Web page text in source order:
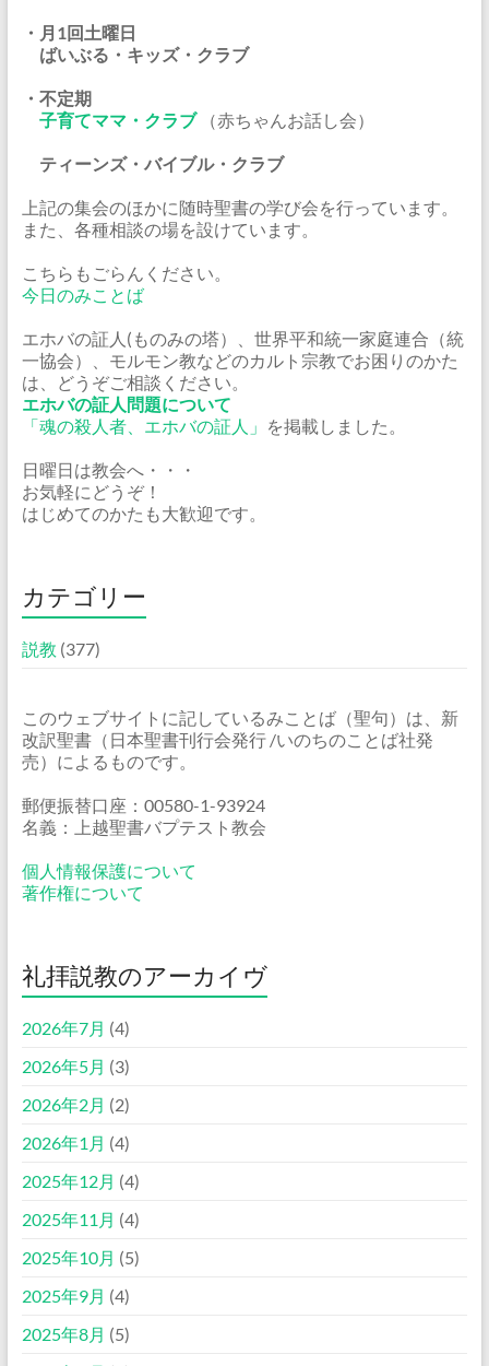
・月1回土曜日
ばいぶる・キッズ・クラブ
・不定期
子育てママ・クラブ（赤ちゃんお話し会）
ティーンズ・バイブル・クラブ
上記の集会のほかに随時聖書の学び会を行っています。
また、各種相談の場を設けています。
こちらもごらんください。
今日のみことば
エホバの証人(ものみの塔）、世界平和統一家庭連合（統
一協会）、モルモン教などのカルト宗教でお困りのかた
は、どうぞご相談ください。
エホバの証人問題について
「魂の殺人者、エホバの証人」 を掲載しました。
日曜日は教会へ・・・
お気軽にどうぞ！
はじめてのかたも大歓迎です。
カテゴリー
説教 (377)
このウェブサイトに記しているみことば（聖句）は、新
改訳聖書（日本聖書刊行会発行 /いのちのことば社発
売）によるものです。
郵便振替口座：00580-1-93924
名義：上越聖書バプテスト教会
個人情報保護について
著作権について
礼拝説教のアーカイヴ
2026年7月 (4)
2026年5月 (3)
2026年2月 (2)
2026年1月 (4)
2025年12月 (4)
2025年11月 (4)
2025年10月 (5)
2025年9月 (4)
2025年8月 (5)